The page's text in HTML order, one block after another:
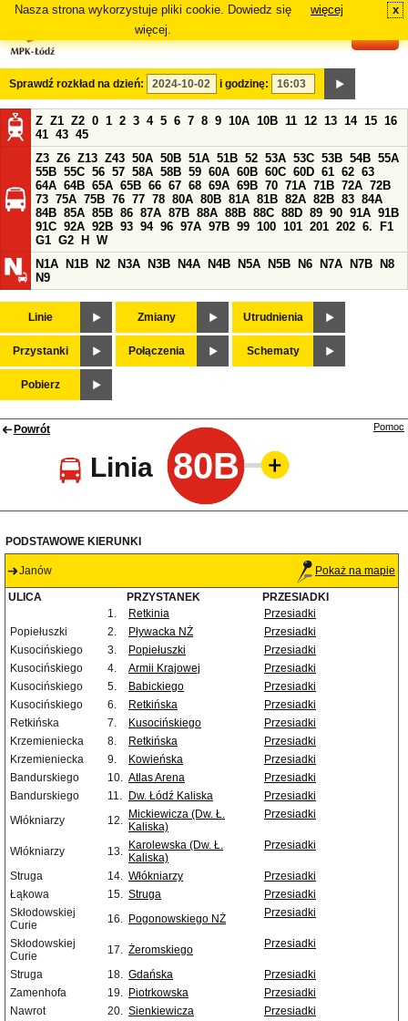
Nasza strona wykorzystuje pliki cookie. Dowiedz się
więcej.
więcej x
Sprawdź rozkład na dzień: i godzinę:
Z Z1 Z2 0 1 2 3 4 5 6 7 8 9 10A 10B 11 12 13 14 15 16
41 43 45
Z3 Z6 Z13 Z43 50A 50B 51A 51B 52 53A 53C 53B 54B 55A
55B 55C 56 57 58A 58B 59 60A 60B 60C 60D 61 62 63
64A 64B 65A 65B 66 67 68 69A 69B 70 71A 71B 72A 72B
73 75A 75B 76 77 78 80A 80B 81A 81B 82A 82B 83 84A
84B 85A 85B 86 87A 87B 88A 88B 88C 88D 89 90 91A 91B
91C 92A 92B 93 94 96 97A 97B 99 100 101 201 202 6.
F1
G1 G2 H
W
N1A
N1B N2 N3A N3B N4A N4B N5A N5B N6 N7A N7B
N8
N9
Linie Zmiany Utrudnienia
Przystanki Połączenia Schematy
Pobierz
Powrót
Linia 80B
Pomoc
PODSTAWOWE KIERUNKI
Janów Pokaż na mapie
ULICA PRZYSTANEK
PRZESIADKI
1.
Retkinia
Przesiadki
Popiełuszki
2. Pływacka NŻ
Przesiadki
Kusocińskiego
3. Popiełuszki
Przesiadki
Kusocińskiego
4. Armii Krajowej
Przesiadki
Kusocińskiego
5. Babickiego
Przesiadki
Kusocińskiego
6. Retkińska
Przesiadki
Retkińska
7. Kusocińskiego
Przesiadki
Krzemieniecka
8. Retkińska
Przesiadki
Krzemieniecka
9. Kowieńska
Przesiadki
Bandurskiego
10. Atlas Arena
Przesiadki
Bandurskiego
11. Dw. Łódź Kaliska
Przesiadki
Włókniarzy
12. Mickiewicza (Dw. Ł.
Kaliska)
Przesiadki
Włókniarzy 13. Karolewska (Dw. Ł.
Kaliska)
Przesiadki
Struga 14. Włókniarzy
Przesiadki
Łąkowa
15. Struga
Przesiadki
Skłodowskiej
Curie
16. Pogonowskiego NŻ Przesiadki
Skłodowskiej
Curie
17. Żeromskiego Przesiadki
Struga 18. Gdańska
Przesiadki
Zamenhofa
19. Piotrkowska
Przesiadki
Nawrot
20. Sienkiewicza
Przesiadki